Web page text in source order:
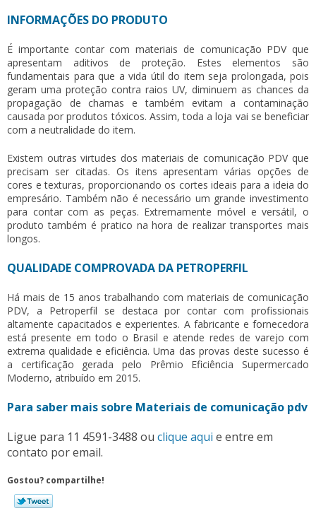
INFORMAÇÕES DO PRODUTO
É importante contar com materiais de comunicação PDVque
apresentam aditivos de proteção. Estes elementos são
fundamentais para que a vida útil do item seja prolongada, pois
geram uma proteção contra raios UV, diminuem as chances da
propagação de chamas e também evitam a contaminação
causada por produtos tóxicos. Assim, toda a loja vai se beneficiar
com a neutralidade do item.
Existem outras virtudes dos materiais de comunicação PDVque
precisam ser citadas. Os itens apresentam várias opções de
cores e texturas, proporcionando os cortes ideais para a ideia do
empresário. Também não é necessário um grande investimento
para contar com as peças. Extremamente móvel e versátil, o
produto também é pratico na hora de realizar transportes mais
longos.
QUALIDADE COMPROVADA DA PETROPERFIL
Há mais de 15 anos trabalhando com materiais de comunicação
PDV, a Petroperfil se destaca por contar com profissionais
altamente capacitados e experientes. A fabricante e fornecedora
está presente em todo o Brasil e atende redes de varejo com
extrema qualidade e eficiência. Uma das provas deste sucesso é
a certificação gerada pelo Prêmio Eficiência Supermercado
Moderno, atribuído em 2015.
Para saber mais sobre Materiais de comunicação pdv
Ligue para 11 4591-3488 ou clique aqui e entre em
contato por email.
Gostou? compartilhe!